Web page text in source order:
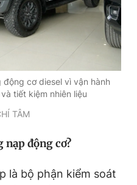
Thành
BTTTT cấp ngày 24.3.2020
Báo Thanh Niên. Cấm sao
JSC.
cơ diesel vì vận hành
tiết kiệm nhiên liệu
TÂM
nạp động cơ?
là bộ phận kiểm soát